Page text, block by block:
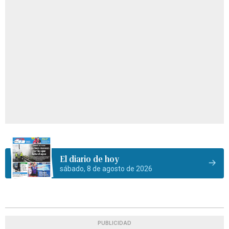
El diario de hoy
sábado, 8 de agosto de 2026
PUBLICIDAD